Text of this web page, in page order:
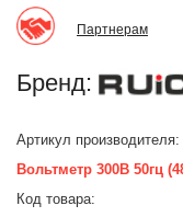
Партнерам
Бренд:
Артикул производителя:
Вольтметр 300В 50гц
Код товара: